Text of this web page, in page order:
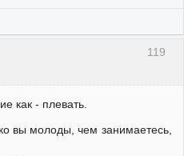
119
как - плевать.
вы молоды, чем занимаетесь,